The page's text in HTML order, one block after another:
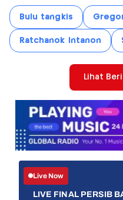
Bulu tangkis
Ratchanok Intanon
Lihat
Live Now
LIVE FINAL PERSIB